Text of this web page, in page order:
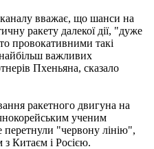
вважає, що шанси на
ракету далекої дії, "дуже
провокативними такі
важливих
Пхеньяна, сказало
ракетного двигуна на
ученим
перетнули "червону лінію",
з Китаєм і Росією.